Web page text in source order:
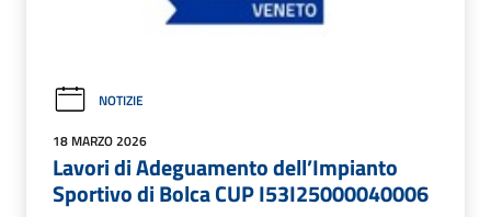
NOTIZIE
18 MARZO 2026
Lavori di Adeguamento dell’Impianto
Sportivo di Bolca CUP I53I25000040006